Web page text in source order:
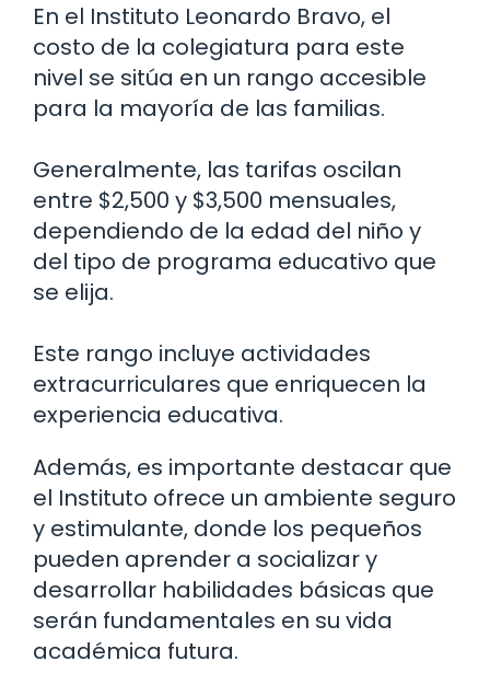
En el Instituto Leonardo Bravo, el
costo de la colegiatura para este
nivel se sitúa en un rango accesible
para la mayoría de las familias.
Generalmente, las tarifas oscilan
entre $2,500 y $3,500 mensuales,
dependiendo de la edad del niño y
del tipo de programa educativo que
se elija.
Este rango incluye actividades
extracurriculares que enriquecen la
experiencia educativa.
Además, es importante destacar que
el Instituto ofrece un ambiente seguro
y estimulante, donde los pequeños
pueden aprender a socializar y
desarrollar habilidades básicas que
serán fundamentales en su vida
académica futura.